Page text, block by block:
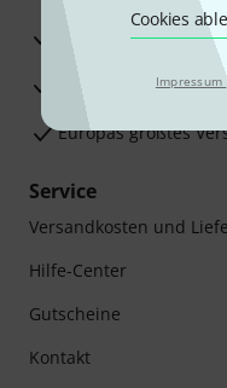
Cookies
Impressum
Beratung durch
Europas größtes
Service
Versandkosten und
Hilfe-Center
Gutscheine
Kontakt